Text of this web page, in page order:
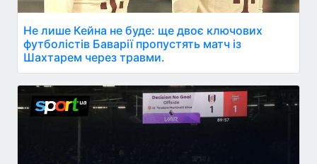
Не лише Кейна не буде: ще двоє ключових
футболістів Баварії пропустять матч із
Шахтарем через травми.